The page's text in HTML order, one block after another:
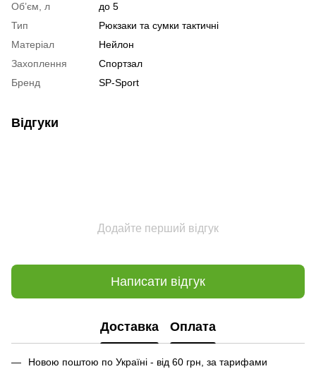
Об’єм, л
до 5
Тип
Рюкзаки та сумки тактичні
Матеріал
Нейлон
Захоплення
Спортзал
Бренд
SP-Sport
Відгуки
Додайте перший відгук
Написати відгук
Доставка Оплата
Новою поштою по Україні - від 60 грн, за тарифами